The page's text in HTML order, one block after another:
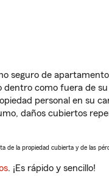
seguro de
como fuera de
personal en su
daños cubiertos
de la propiedad cubierta y de las
. ¡Es rápido y sencillo!